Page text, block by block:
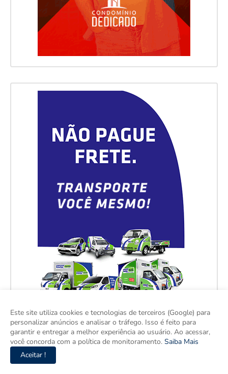
Este site utiliza cookies e tecnologias de terceiros (Google) para
personalizar anúncios e analisar o tráfego. Isso é feito para
garantir e entregar a melhor experiência ao usuário. Ao acessar,
você concorda com a política de monitoramento. Saiba Mais
Aceitar !